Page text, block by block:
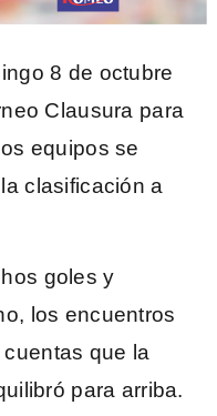
8 de octubre
Clausura para
equipos se
clasificación a
goles y
los encuentros
que la
para arriba.